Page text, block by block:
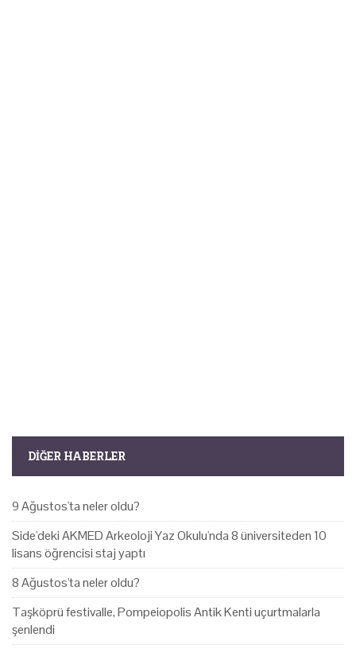
DIĞER HABERLER
9 Ağustos'ta neler oldu?
Side'deki AKMED Arkeoloji Yaz Okulu'nda 8 üniversiteden 10
lisans öğrencisi staj yaptı
8 Ağustos'ta neler oldu?
Taşköprü festivalle, Pompeiopolis Antik Kenti uçurtmalarla
şenlendi